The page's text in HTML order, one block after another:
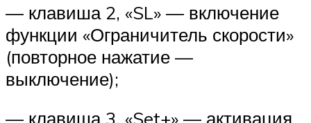
— клавиша 2, «SL» — включение
функции «Ограничитель скорости»
(повторное нажатие —
выключение);
— клавиша 3, «Set+» — активация